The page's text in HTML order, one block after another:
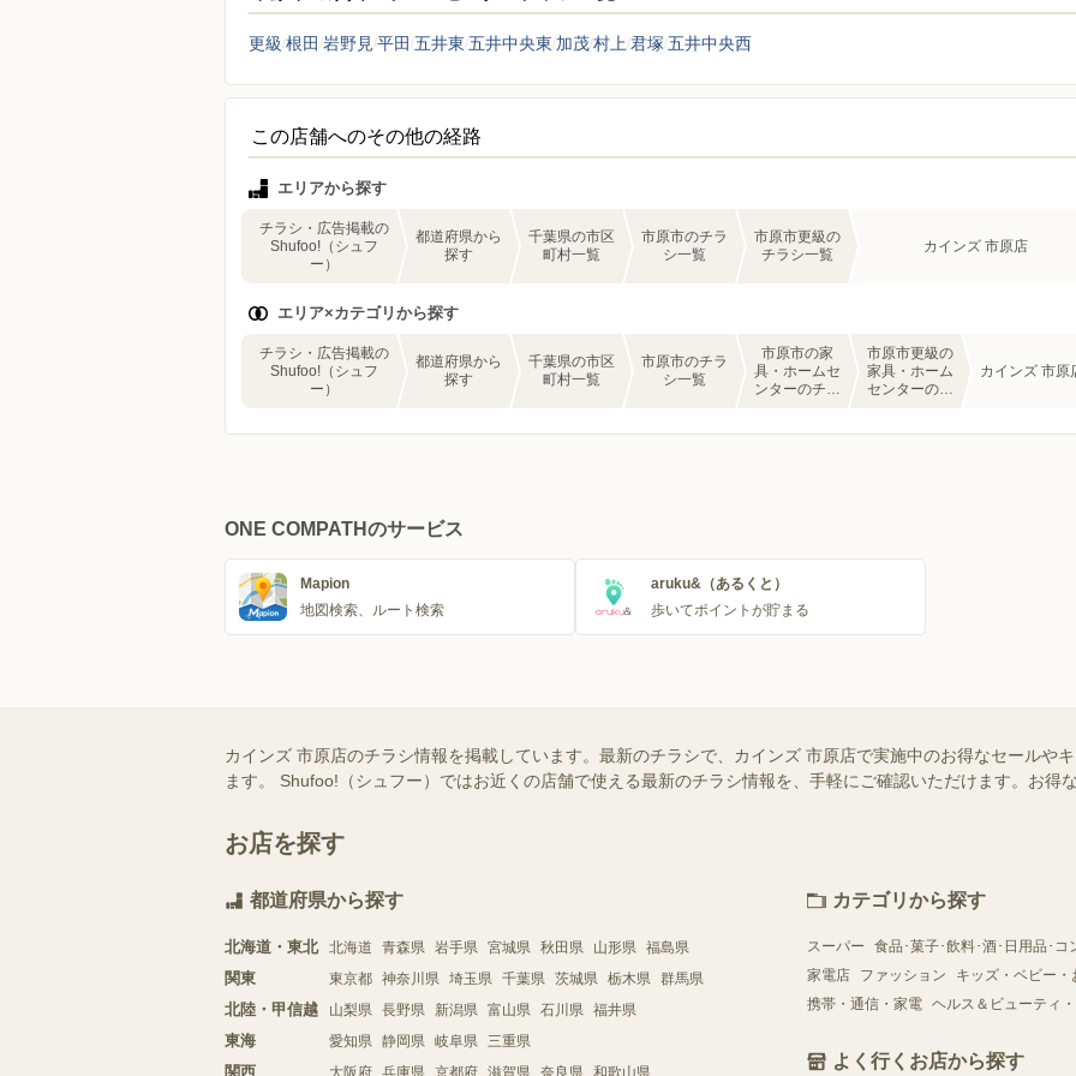
更級 根田 岩野見 平田 五井東 五井中央東 加茂村上 君塚 五井中央西
この店舗へのその他の経路
エリアから探す
チラシ・広告掲載の
Shufoo!（シュフ
ー）
都道府県から
探す
千葉県の市区
町村一覧
市原市のチラ
シ一覧
市原市更級の
チラシ一覧
カインズ 市原店
エリア×カテゴリから探す
チラシ・広告掲載の
Shufoo!（シュフ
ー）
都道府県から
探す
千葉県の市区
町村一覧
市原市のチラ
シ一覧
市原市の家
具・ホームセ
ンターのチラ
市原市更級の
家具・ホーム
センターのチ
カインズ 市原
ONE COMPATHのサービス
Mapion
地図検索、ルート検索
aruku&（あるくと）
歩いてポイントが貯まる
カインズ 市原店のチラシ情報を掲載しています。最新のチラシで、カインズ 市原店で実施中のお得なセールや
ます。 Shufoo!（シュフー）ではお近くの店舗で使える最新のチラシ情報を、手軽にご確認いただけます。お得
お店を探す
都道府県から探す
北海道・東北 北海道 青森県 岩手県 宮城県 秋田県 山形県 福島県
関東 東京都 神奈川県 埼玉県 千葉県 茨城県 栃木県 群馬県
北陸・甲信越 山梨県 長野県 新潟県 富山県 石川県 福井県
東海 愛知県 静岡県 岐阜県 三重県
関西 大阪府 兵庫県 京都府 滋賀県 奈良県 和歌山県
カテゴリから探す
スーパー
食品･菓子･飲料･酒･日用品･コ
家電店
ファッション
キッズ・ベビー・
携帯・通信・家電 ヘルス＆ビューティ
よく行くお店から探す